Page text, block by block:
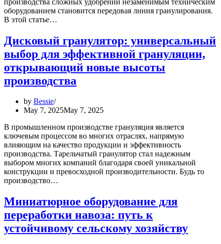
оборудованием становится передовая линия гранулирования.
В этой статье…
Дисковый гранулятор: универсальный
выбор для эффективной грануляции,
открывающий новые высоты
производства
by Bessie
May 7, 2025May 7, 2025
В промышленном производстве грануляция является
ключевым процессом во многих отраслях, напрямую
влияющим на качество продукции и эффективность
производства. Тарельчатый гранулятор стал надежным
выбором многих компаний благодаря своей уникальной
конструкции и превосходной производительности. Будь то
производство…
Миниатюрное оборудование для
переработки навоза: путь к
устойчивому сельскому хозяйству